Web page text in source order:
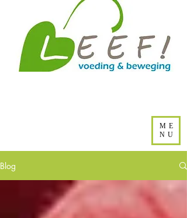
ME
NU
Blog